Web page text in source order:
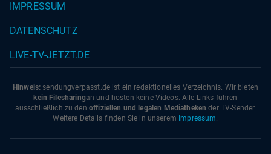
IMPRESSUM
DATENSCHUTZ
LIVE-TV-JETZT.DE
Hinweis: sendungverpasst.de ist ein redaktionelles Verzeichnis. Wir bieten
kein Filesharingan und hosten keine Videos. Alle Links führen
ausschließlich zu den offiziellen und legalen Mediatheken der TV-Sender.
Weitere Details finden Sie in unserem Impressum.